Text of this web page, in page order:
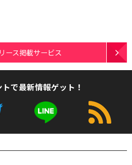
ース掲載サービス
で最新情報ゲット！